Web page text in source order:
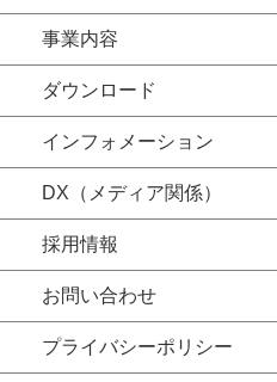
事業内容
ダウンロード
インフォメーション
DX（メディア関係）
採用情報
お問い合わせ
プライバシーポリシー